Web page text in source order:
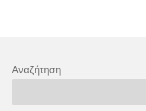
Αναζήτηση